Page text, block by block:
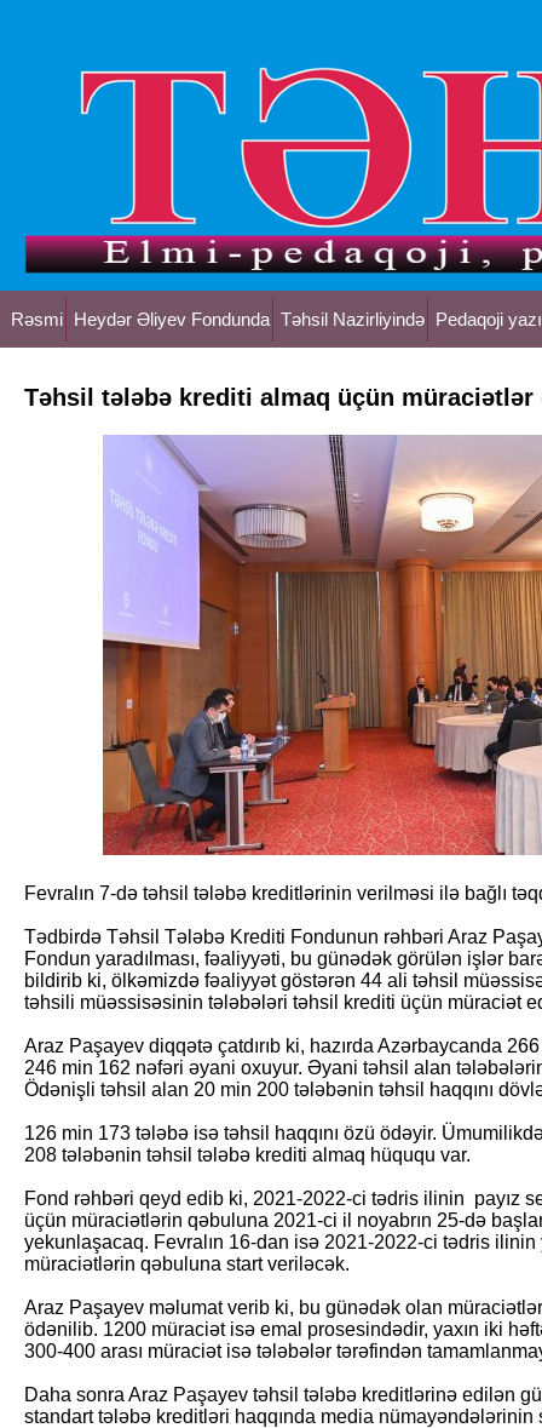
Rəsmi Heydər Əliyev Fondunda Təhsil Nazirliyində Pedaqoji
Təhsil tələbə krediti almaq üçün müraciətlər
Fevralın 7-də təhsil tələbə kreditlərinin verilməsi ilə bağlı
Tədbirdə Təhsil Tələbə Krediti Fondunun rəhbəri Araz
Fondun yaradılması, fəaliyyəti, bu günədək görülən işlər
bildirib ki, ölkəmizdə fəaliyyət göstərən 44 ali təhsil
təhsili müəssisəsinin tələbələri təhsil krediti üçün müraciət
Araz Paşayev diqqətə çatdırıb ki, hazırda Azərbaycanda
246 min 162 nəfəri əyani oxuyur. Əyani təhsil alan
Ödənişli təhsil alan 20 min 200 tələbənin təhsil haqqını
126 min 173 tələbə isə təhsil haqqını özü ödəyir.
208 tələbənin təhsil tələbə krediti almaq hüququ var.
Fond rəhbəri qeyd edib ki, 2021-2022-ci tədris ilinin payız
üçün müraciətlərin qəbuluna 2021-ci il noyabrın 25-də
yekunlaşacaq. Fevralın 16-dan isə 2021-2022-ci tədris
müraciətlərin qəbuluna start veriləcək.
Araz Paşayev məlumat verib ki, bu günədək olan
ödənilib. 1200 müraciət isə emal prosesindədir, yaxın iki
300-400 arası müraciət isə tələbələr tərəfindən
Daha sonra Araz Paşayev təhsil tələbə kreditlərinə edilən
standart tələbə kreditləri haqqında media nümayəndələrinin